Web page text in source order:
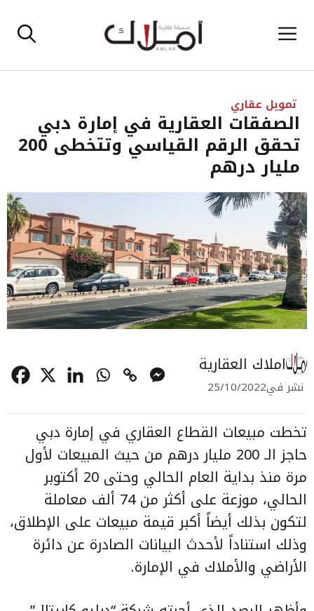
إلى القائمة
تمويل عقاري
الصفقات العقارية في إمارة دبي
تحقق الرقم القياسي وتتخطى 200
مليار درهم
املاك العقارية
نشر في25/10/2022
تخطت مبيعات القطاع العقاري في إمارة دبي
حاجز الـ 200 مليار درهم من حيث المبيعات لأول
مرة منذ بداية العام الحالي وحتى 20 أكتوبر
الحالي، موزعة على أكثر من 74 ألف معاملة
لتكون بذلك أيضاً أكبر قيمة مبيعات على الإطلاق،
وذلك استناداً لأحدث البيانات الصادرة عن دائرة
الأراضي والأملاك في الإمارة.